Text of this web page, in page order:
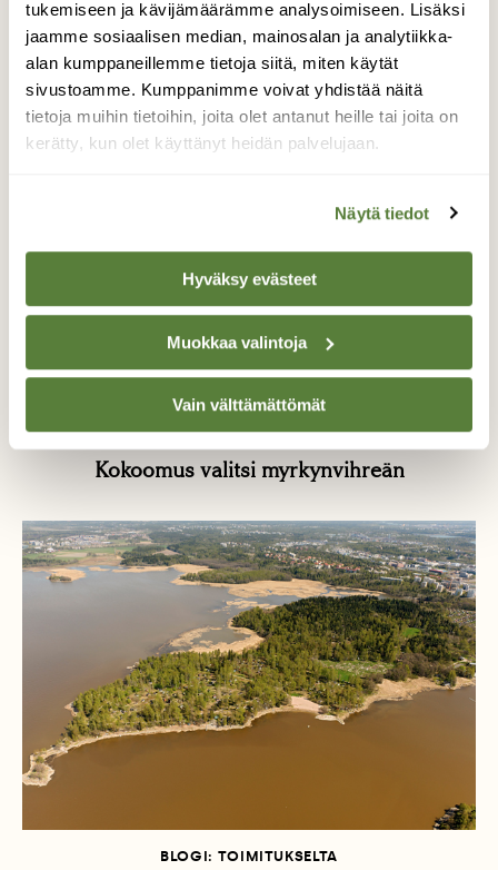
tukemiseen ja kävijämäärämme analysoimiseen. Lisäksi
jaamme sosiaalisen median, mainosalan ja analytiikka-
alan kumppaneillemme tietoja siitä, miten käytät
sivustoamme. Kumppanimme voivat yhdistää näitä
tietoja muihin tietoihin, joita olet antanut heille tai joita on
kerätty, kun olet käyttänyt heidän palvelujaan.
Näytä tiedot
Hyväksy evästeet
Muokkaa valintoja
Vain välttämättömät
Samalta kirjoittajalta
Kokoomus valitsi myrkynvihreän
BLOGI: TOIMITUKSELTA